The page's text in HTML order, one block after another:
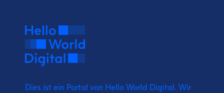
Dies ist ein Portal von Hello World Digital. Wir